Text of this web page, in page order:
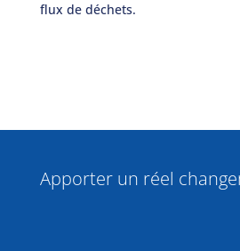
flux de déchets.
Apporter un réel